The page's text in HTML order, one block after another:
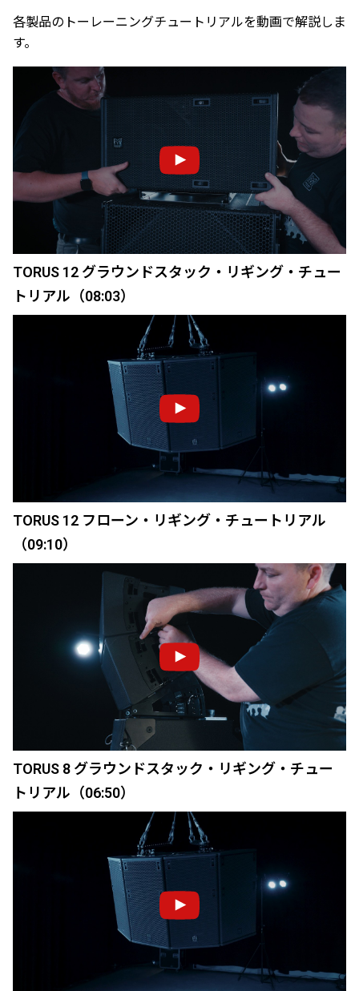
各製品のトーレーニングチュートリアルを動画で解説しま
す。
TORUS 12 グラウンドスタック・リギング・チュー
トリアル（08:03）
TORUS 12 フローン・リギング・チュートリアル
（09:10）
TORUS 8 グラウンドスタック・リギング・チュー
トリアル（06:50）